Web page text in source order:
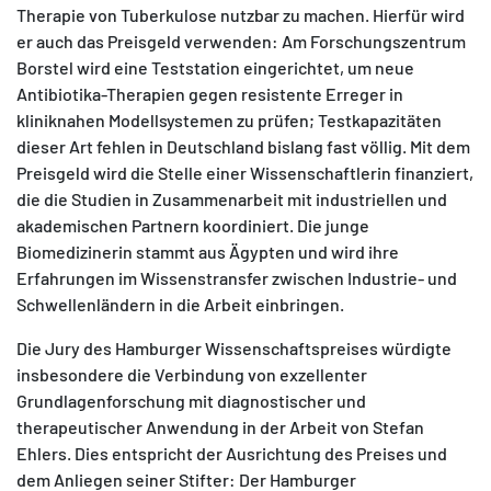
Therapie von Tuberkulose nutzbar zu machen. Hierfür wird
er auch das Preisgeld verwenden: Am Forschungszentrum
Borstel wird eine Teststation eingerichtet, um neue
Antibiotika-Therapien gegen resistente Erreger in
kliniknahen Modellsystemen zu prüfen; Testkapazitäten
dieser Art fehlen in Deutschland bislang fast völlig. Mit dem
Preisgeld wird die Stelle einer Wissenschaftlerin finanziert,
die die Studien in Zusammenarbeit mit industriellen und
akademischen Partnern koordiniert. Die junge
Biomedizinerin stammt aus Ägypten und wird ihre
Erfahrungen im Wissenstransfer zwischen Industrie- und
Schwellenländern in die Arbeit einbringen.
Die Jury des Hamburger Wissenschaftspreises würdigte
insbesondere die Verbindung von exzellenter
Grundlagenforschung mit diagnostischer und
therapeutischer Anwendung in der Arbeit von Stefan
Ehlers. Dies entspricht der Ausrichtung des Preises und
dem Anliegen seiner Stifter: Der Hamburger